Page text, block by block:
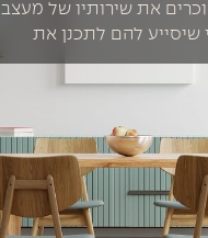
את שירותיו של מעצב
שיסייע להם לתכנן את